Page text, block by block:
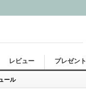
ール
レビュー プレゼント